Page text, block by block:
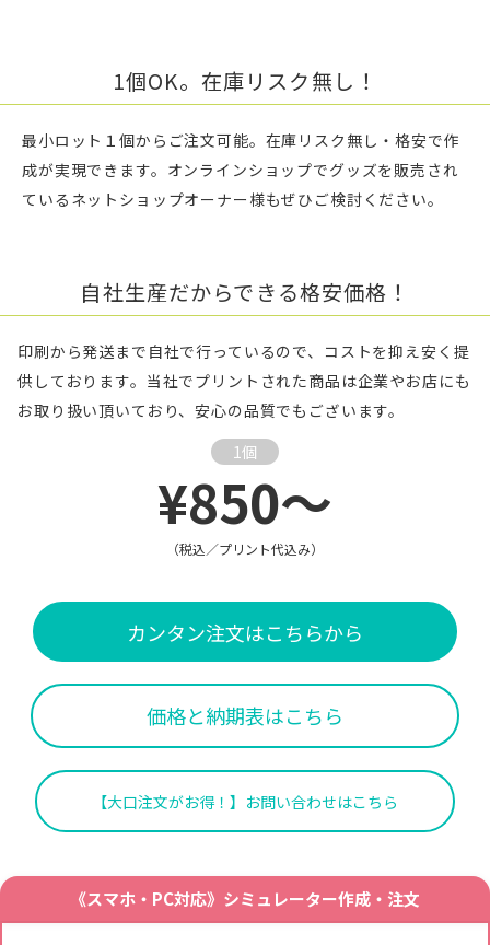
1個OK。在庫リスク無し！
最小ロット１個からご注文可能。在庫リスク無し・格安で作
成が実現できます。オンラインショップでグッズを販売され
ているネットショップオーナー様もぜひご検討ください。
自社生産だからできる格安価格！
印刷から発送まで自社で行っているので、コストを抑え安く提
供しております。当社でプリントされた商品は企業やお店にも
お取り扱い頂いており、安心の品質でもございます。
1個
¥850～
（税込／プリント代込み）
カンタン注文はこちらから
価格と納期表はこちら
【大口注文がお得！】お問い合わせはこちら
《スマホ・PC対応》シミュレーター作成・注文